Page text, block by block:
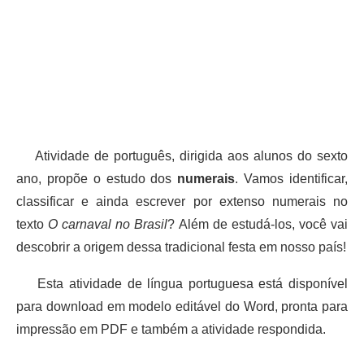
Atividade de português, dirigida aos alunos do sexto
ano, propõe o estudo dos numerais. Vamos identificar,
classificar e ainda escrever por extenso numerais no
texto O carnaval no Brasil? Além de estudá-los, você vai
descobrir a origem dessa tradicional festa em nosso país!
Esta atividade de língua portuguesa está disponível
para download em modelo editável do Word, pronta para
impressão em PDF e também a atividade respondida.